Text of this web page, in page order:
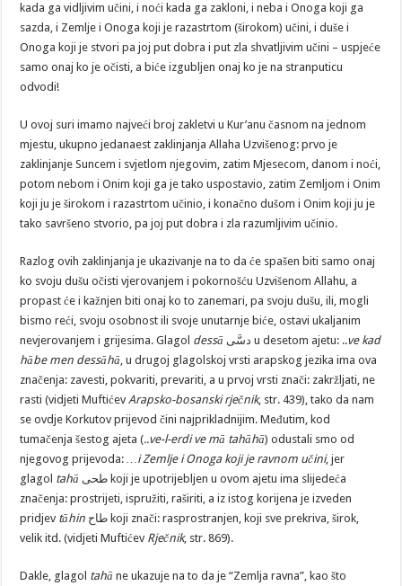
kada ga vidljivim učini, i noći kada ga zakloni, i neba i Onoga koji ga
sazda, i Zemlje i Onoga koji je razastrtom (širokom) učini, i duše i
Onoga koji je stvori pa joj put dobra i put zla shvatljivim učini – uspjeće
samo onaj ko je očisti, a biće izgubljen onaj ko je na stranputicu
odvodi!
U ovoj suri imamo najveći broj zakletvi u Kur’anu časnom na jednom
mjestu, ukupno jedanaest zaklinjanja Allaha Uzvišenog: prvo je
zaklinjanje Suncem i svjetlom njegovim, zatim Mjesecom, danom i noći,
potom nebom i Onim koji ga je tako uspostavio, zatim Zemljom i Onim
koji ju je širokom i razastrtom učinio, i konačno dušom i Onim koji ju je
tako savršeno stvorio, pa joj put dobra i zla razumljivim učinio.
Razlog ovih zaklinjanja je ukazivanje na to da će spašen biti samo onaj
ko svoju dušu očisti vjerovanjem i pokornošću Uzvišenom Allahu, a
propast će i kažnjen biti onaj ko to zanemari, pa svoju dušu, ili, mogli
bismo reći, svoju osobnost ili svoje unutarnje biće, ostavi ukaljanim
nevjerovanjem i grijesima. Glagol dessā دسَّى u desetom ajetu: ..ve kad
hābe men dessāhā, u drugoj glagolskoj vrsti arapskog jezika ima ova
značenja: zavesti, pokvariti, prevariti, a u prvoj vrsti znači: zakržljati, ne
rasti (vidjeti MuftićevArapsko-bosanski rječnik, str. 439), tako da nam
se ovdje Korkutov prijevod čini najprikladnijim. Međutim, kod
tumačenja šestog ajeta (..ve-l-erdi ve mā tahāhā) odustali smo od
njegovog prijevoda:…i Zemlje i Onoga koji je ravnom učini, jer
glagol tahā طحى koji je upotrijebljen u ovom ajetu ima slijedeća
značenja: prostrijeti, ispružiti, raširiti, a iz istog korijena je izveden
pridjev tāhin
velik itd. (vidjeti Muftićev Rječnik, str. 869).
Dakle, glagol tahāne ukazuje na to da je “Zemlja ravna”, kao što